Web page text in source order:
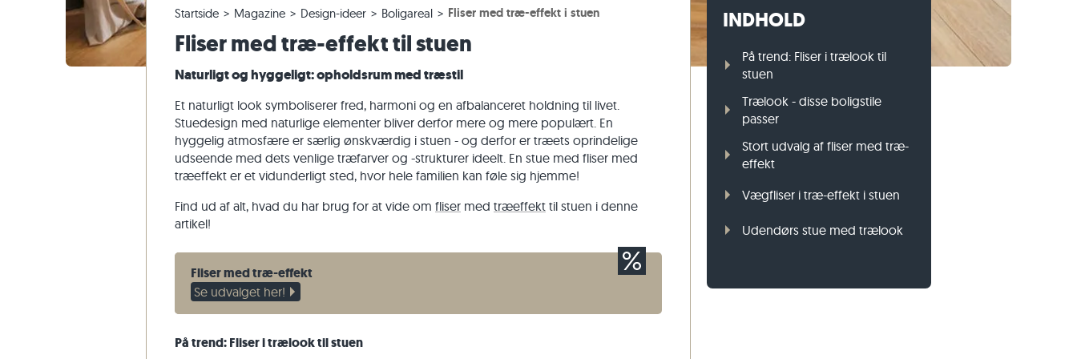
Fliser i kvartsit
Fliser af marmor
Antikke fliser
Vægbeklædning af natursten
Beige fliser
Grå fliser
Terrassefliser i kalksten
Terrassefliser i marmor
Terrassefliser i kvartsit
Terrassefliser i basalt
Polygonale terrassefliser
Beige terrassefliser
Grå terrassefliser
Belægningssten af kalksten
Trappetrin af gnejs
Trappetrin af kalksten
Mursten af travertin Græsplænekant i gnejs
Ændring og annullering af ordrer
Forsendelse af prøver
Levering og transport
Panoramisk tur
Havedesign
Levestile
Marmor
Kvartsit
Travertin
Startside Magazine Design-ideer Boligareal Fliser med træ-effekt i stuen
Fliser med træ-effekt til stuen
Naturligt og hyggeligt: opholdsrum med træstil
Et naturligt look symboliserer fred, harmoni og en afbalanceret holdning til livet.
Stuedesign med naturlige elementer bliver derfor mere og mere populært. En
hyggelig atmosfære er særlig ønskværdig i stuen - og derfor er træets oprindelige
udseende med dets venlige træfarver og -strukturer ideelt. En stue med fliser med
træeffekt er et vidunderligt sted, hvor hele familien kan føle sig hjemme!
Find ud af alt, hvad du har brug for at vide om flisermed træeffekttil stuen i denne
artikel!
Fliser med træ-effekt
Se udvalget her!
På trend: Fliser i trælook til stuen
INDHOLD
På trend: Fliser i trælook til
stuen
Trælook - disse boligstile
passer
Stort udvalg af fliser med træ-
effekt
Vægfliser i træ-effekt i stuen
Udendørs stue med trælook